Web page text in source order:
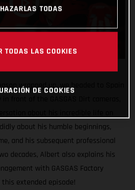
wrapped up, we headed to Spain
about his humble beginnings,
and his subsequent professional
decades, Albert also explains his
with GASGAS Factory
this extended episode!
TODAS
TODAS LAS COOKIES
DE COOKIES